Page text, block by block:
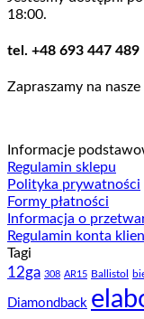
18:00.
tel. +48 693 447 489
Zapraszamy na
Informacje
Regulamin sklepu
Polityka prywatności
Formy płatności
Informacja o
Regulamin konta
Tagi
12ga 308 AR15 Ballistol
Diamondback